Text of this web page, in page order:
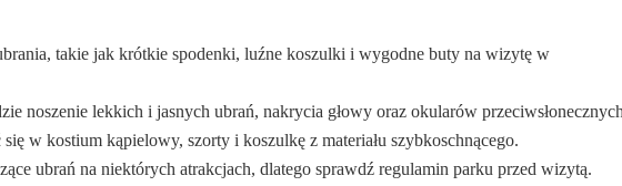
takie jak krótkie spodenki, luźne koszulki i wygodne buty na wizytę w
noszenie lekkich i jasnych ubrań, nakrycia głowy oraz okularów
w kostium kąpielowy, szorty i koszulkę z materiału szybkoschnącego.
ubrań na niektórych atrakcjach, dlatego sprawdź regulamin parku przed wizytą.